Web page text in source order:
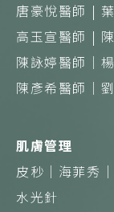
唐豪悅醫師 |
高玉宣醫師 |
陳詠婷醫師｜
陳彥希醫師｜
肌膚管理
皮秒｜ 海菲秀
水光針